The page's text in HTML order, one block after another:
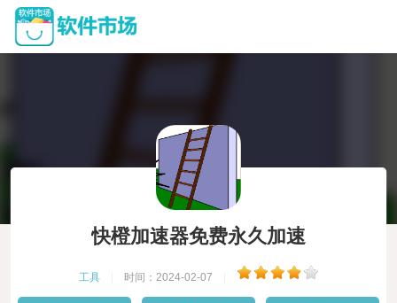
快橙加速器免费永久加速
工具 时间：2024-02-07